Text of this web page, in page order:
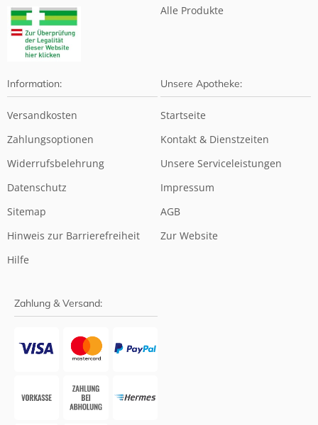
Alle Produkte
Information:
Versandkosten
Zahlungsoptionen
Widerrufsbelehrung
Datenschutz
Sitemap
Hinweis zur Barrierefreiheit
Hilfe
Unsere Apotheke:
Startseite
Kontakt & Dienstzeiten
Unsere Serviceleistungen
Impressum
AGB
Zur Website
Zahlung & Versand: